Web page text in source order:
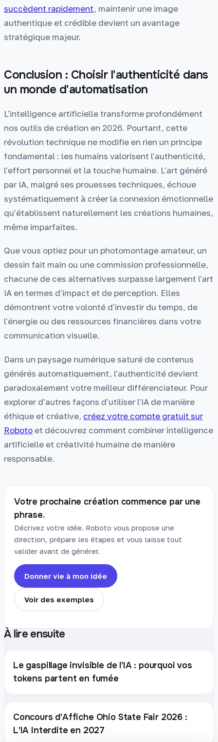
succèdent rapidement, maintenir une image
authentique et crédible devient un avantage
stratégique majeur.
Conclusion : Choisir l'authenticité dans
un monde d'automatisation
L'intelligence artificielle transforme profondément
nos outils de création en 2026. Pourtant, cette
révolution technique ne modifie en rien un principe
fondamental : les humains valorisent l'authenticité,
l'effort personnel et la touche humaine. L'art généré
par IA, malgré ses prouesses techniques, échoue
systématiquement à créer la connexion émotionnelle
qu'établissent naturellement les créations humaines,
même imparfaites.
Que vous optiez pour un photomontage amateur, un
dessin fait main ou une commission professionnelle,
chacune de ces alternatives surpasse largement l'art
IA en termes d'impact et de perception. Elles
démontrent votre volonté d'investir du temps, de
l'énergie ou des ressources financières dans votre
communication visuelle.
Dans un paysage numérique saturé de contenus
générés automatiquement, l'authenticité devient
paradoxalement votre meilleur différenciateur. Pour
explorer d'autres façons d'utiliser l'IA de manière
éthique et créative, créez votre compte gratuit sur
Roboto et découvrez comment combiner intelligence
artificielle et créativité humaine de manière
responsable.
Votre prochaine création commence par une
phrase.
Décrivez votre idée. Roboto vous propose une
direction, prépare les étapes et vous laisse tout
valider avant de générer.
Donner vie à mon idée
Voir des exemples
À lire ensuite
Le gaspillage invisible de l'IA : pourquoi vos
tokens partent en fumée
Concours d'Affiche Ohio State Fair 2026 :
L'IA Interdite en 2027